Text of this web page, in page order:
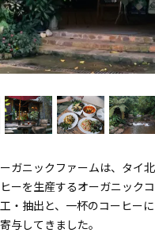
ガニックファームは、タイ
ーを生産するオーガニック
・抽出と、一杯のコーヒー
与してきました。